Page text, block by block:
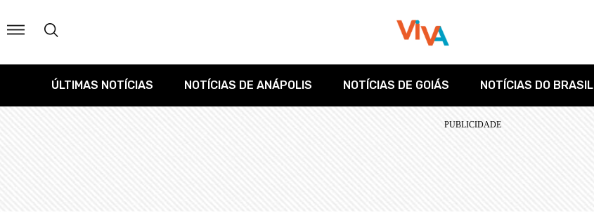
ÚLTIMAS NOTÍCIAS NOTÍCIAS DE ANÁPOLIS NOTÍCIAS DE GOIÁS NOTÍCIAS DO BRASIL